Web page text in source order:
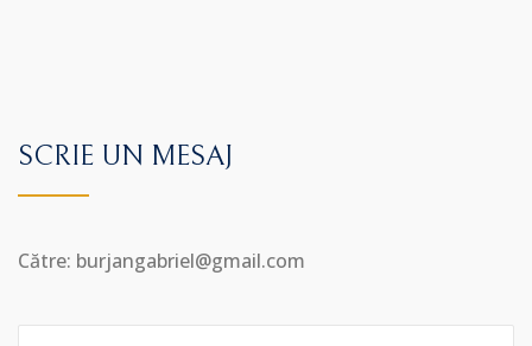
SCRIE UN MESAJ
Către: burjangabriel@gmail.com